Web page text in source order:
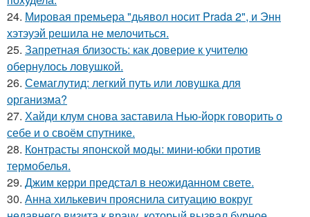
24. Мировая премьера "дьявол носит Prada 2", и Энн
хэтэуэй решила не мелочиться.
25. Запретная близость: как доверие к учителю
обернулось ловушкой.
26. Семаглутид: легкий путь или ловушка для
организма?
27. Хайди клум снова заставила Нью-йорк говорить о
себе и о своём спутнике.
28. Контрасты японской моды: мини-юбки против
термобелья.
29. Джим керри предстал в неожиданном свете.
30. Анна хилькевич прояснила ситуацию вокруг